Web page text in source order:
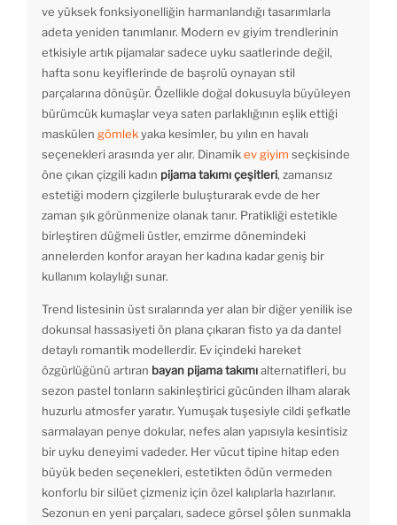
ve yüksek fonksiyonelliğin harmanlandığı tasarımlarla
adeta yeniden tanımlanır. Modern ev giyim trendlerinin
etkisiyle artık pijamalar sadece uyku saatlerinde değil,
hafta sonu keyiflerinde de başrolü oynayan stil
parçalarına dönüşür. Özellikle doğal dokusuyla büyüleyen
bürümcük kumaşlar veya saten parlaklığının eşlik ettiği
maskülen gömlekyaka kesimler, bu yılın en havalı
seçenekleri arasında yer alır. Dinamikev giyim seçkisinde
öne çıkan çizgili kadın pijama takımı çeşitleri, zamansız
estetiği modern çizgilerle buluşturarak evde de her
zaman şık görünmenize olanak tanır. Pratikliği estetikle
birleştiren düğmeli üstler, emzirme dönemindeki
annelerden konfor arayan her kadına kadar geniş bir
kullanım kolaylığı sunar.
Trend listesinin üst sıralarında yer alan bir diğer yenilik ise
dokunsal hassasiyeti ön plana çıkaran fisto ya da dantel
detaylı romantik modellerdir. Ev içindeki hareket
özgürlüğünü artıran bayan pijama takımıalternatifleri, bu
sezon pastel tonların sakinleştirici gücünden ilham alarak
huzurlu atmosfer yaratır. Yumuşak tuşesiyle cildi şefkatle
sarmalayan penye dokular, nefes alan yapısıyla kesintisiz
bir uyku deneyimi vadeder. Her vücut tipine hitap eden
büyük beden seçenekleri, estetikten ödün vermeden
konforlu bir silüet çizmeniz için özel kalıplarla hazırlanır.
Sezonun en yeni parçaları, sadece görsel şölen sunmakla